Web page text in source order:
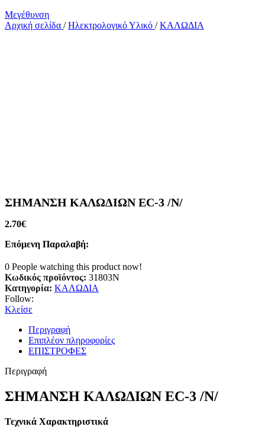
Μεγέθυνση
Αρχική σελίδα / Ηλεκτρολογικό Υλικό / ΚΑΛΩΔΙΑ
ΣΗΜΑΝΣΗ ΚΑΛΩΔΙΩΝ EC-3 /N/
2.70€
Επόμενη Παραλαβή:
0 People watching this product now!
Κωδικός προϊόντος: 31803N
Κατηγορία: ΚΑΛΩΔΙΑ
Follow:
Κλείσε
Περιγραφή
Επιπλέον πληροφορίες
ΕΠΙΣΤΡΟΦΕΣ
Περιγραφή
ΣΗΜΑΝΣΗ ΚΑΛΩΔΙΩΝ EC-3 /N/
Τεχνικά Χαρακτηριστικά